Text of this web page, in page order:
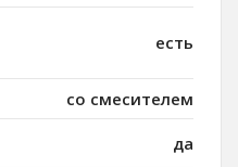
есть
со смесителем
да